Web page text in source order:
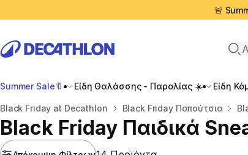
🚨
Summer Sale🔖 Είδη Θαλάσσης - Παραλίας ☀️ Είδη
Αρχική σελίδα
Black Friday at Decathlon Black Friday Παπούτσια
Black Friday Παιδικά